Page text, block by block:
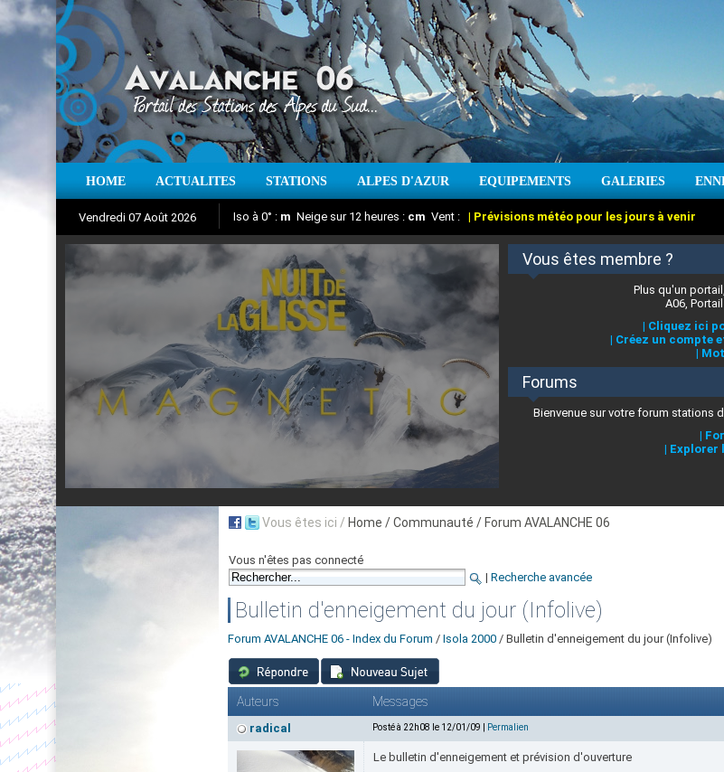
HOME ACTUALITES STATIONS ALPES D'AZUR EQUIPEMENTS GALERIES
Vendredi 07 Août 2026
Aujourd'hui : T° Min : T° Max : °C Prévisions météo pour les jours à venir
Iso à 0° : m Neige sur 12 heures : cm Vent : | Prévisions météo pour les jours à venir
Suivez en direct l'actualité des stations des Alpes-Maritimes
Nuit de la Glisse 2018 Vous êtes membre ?
Plus qu'un
A06,
| Cliquez ici
| Créez un compte
|
Forums
Bienvenue sur votre forum stations
|
| Explorer
Vous êtes ici / Home / Communauté / Forum AVALANCHE 06
Vous n'êtes pas connecté
| Recherche avancée
Bulletin d'enneigement du jour (Infolive)
Forum AVALANCHE 06 - Index du Forum / Isola 2000 / Bulletin d'enneigement du jour (Infolive)
Auteurs Messages
radical Posté à 22h08 le 12/01/09 | Permalien
Le bulletin d'enneigement et prévision d'ouverture